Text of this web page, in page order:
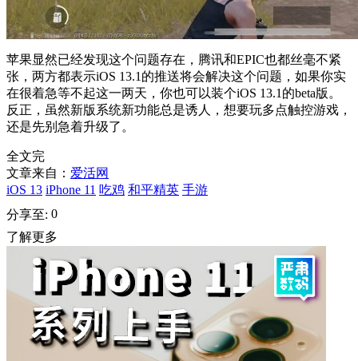
苹果显然已经发现这个问题存在，腾讯和EPIC也都丝毫不紧
张，两方都表示iOS 13.1的推送将会解决这个问题，如果你实
在很着急等不起这一两天，你也可以装个iOS 13.1的beta版。
反正，虽然新版系统新功能总是诱人，想要玩多点触控游戏，
还是先别急着升级了。
全文完
文章来自： 爱活网
iOS 13 iPhone 11 吃鸡 和平精英 手游
分享至: 0
了解更多